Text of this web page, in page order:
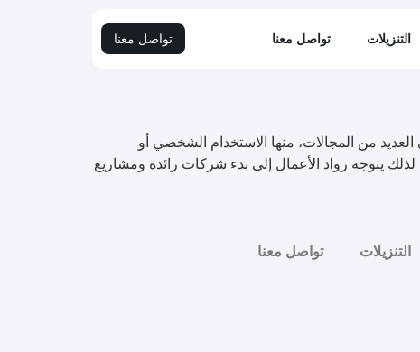
التنزيلات تواصل معنا تواصل معنا
من المجالات، منها الاستخدام الشخصي أو
يتوجه رواد الأعمال إلى بدء شركات رائدة ومشاريع
التنزيلات تواصل معنا